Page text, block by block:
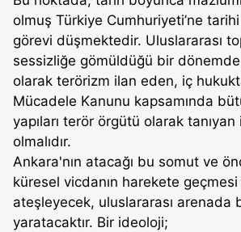
olmuş Türkiye Cumhuriyeti’ne
görevi düşmektedir. Uluslararası
sessizliğe gömüldüğü bir
olarak terörizm ilan eden, iç
Mücadele Kanunu kapsamında
yapıları terör örgütü olarak
olmalıdır.
Ankara'nın atacağı bu somut ve
küresel vicdanın harekete
ateşleyecek, uluslararası arenada
yaratacaktır. Bir ideoloji;